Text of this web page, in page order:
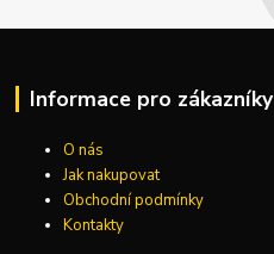
Informace pro zákazníky
O nás
Jak nakupovat
Obchodní podmínky
Kontakty